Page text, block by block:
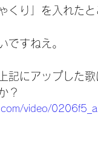
くり」を入れた
ですねえ。
記にアップした
？
video/